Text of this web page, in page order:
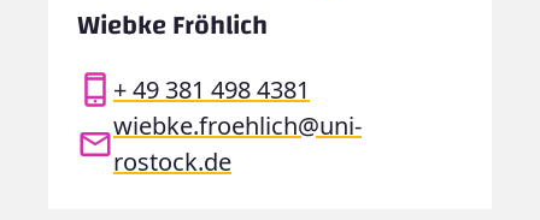
Wiebke Fröhlich
+ 49 381 498 4381
wiebke.froehlich@uni-
rostock.de